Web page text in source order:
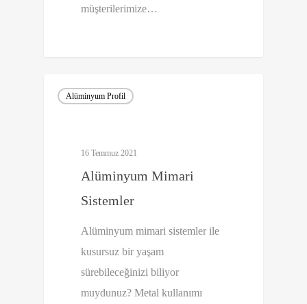
müşterilerimize…
Alüminyum Profil
16 Temmuz 2021
Alüminyum Mimari
Sistemler
Alüminyum mimari sistemler ile
kusursuz bir yaşam
sürebileceğinizi biliyor
muydunuz? Metal kullanımı